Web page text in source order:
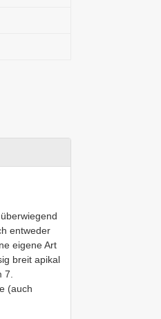
entweder
eigene Art
breit apikal
(auch